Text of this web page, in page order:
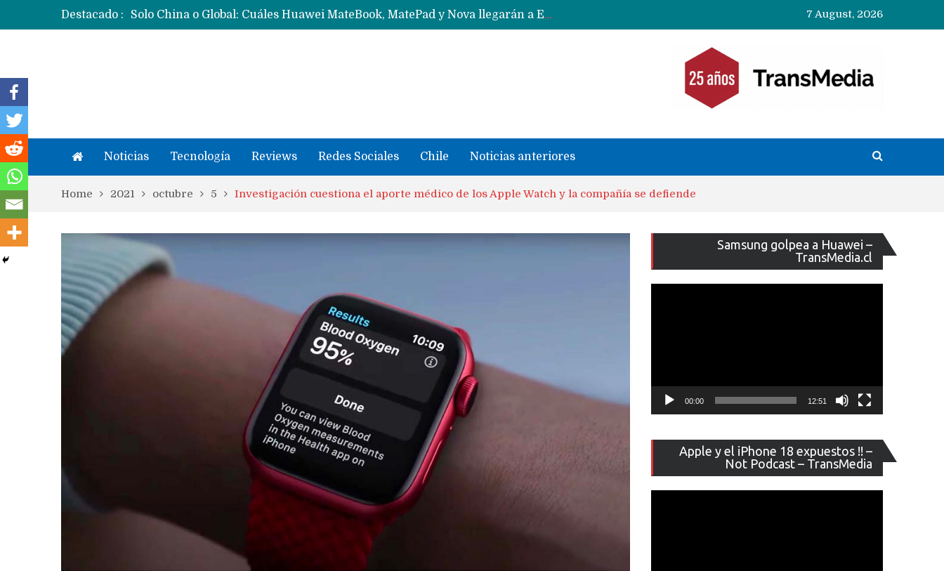
Destacado :
Data Centers de Huawei en Chile, México, Brasil,Perú y Argentina podrían verse afectados por arremetida de EE.UU
Fabricantes suben precios de teléfonos y ganan más dinero en un mercado donde Xiaomi alerta por no mejorar ventas
7 August, 2026
Noticias Tecnología Reviews Redes Sociales Chile Noticias anteriores
Home 2021 octubre 5 Investigación cuestiona el aporte médico de los Apple Watch y la compañía se defiende
Samsung golpea a Huawei –
TransMedia.cl
de
vídeo
00:00 12:51
Apple y el iPhone 18 expuestos !! –
Not Podcast – TransMedia
de
vídeo